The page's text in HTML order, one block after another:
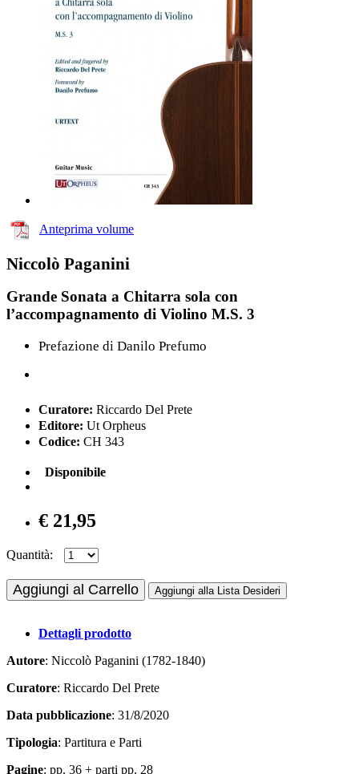
Anteprima volume
Niccolò Paganini
Grande Sonata a Chitarra sola con
l’accompagnamento di Violino M.S. 3
Prefazione di Danilo Prefumo
Curatore: Riccardo Del Prete
Editore: Ut Orpheus
Codice: CH 343
Disponibile
€ 21,95
Quantità:
Aggiungi al Carrello Aggiungi alla Lista Desideri
Dettagli prodotto
Autore: Niccolò Paganini (1782-1840)
Curatore: Riccardo Del Prete
Data pubblicazione: 31/8/2020
Tipologia: Partitura e Parti
Pagine: pp. 36 + parti pp. 28